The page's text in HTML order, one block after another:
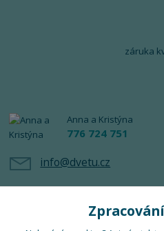
záruka
Anna a Kristýna
776 724 751
info@dvetu.cz